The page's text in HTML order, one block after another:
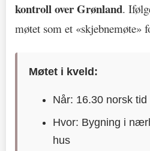
kontroll over Grønland.
møtet som et
Møtet i kveld:
Når: 16.30 norsk tid
Hvor: Bygning i
hus